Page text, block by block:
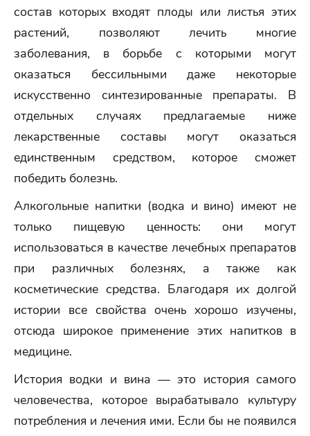
состав которых входят плоды или листья этих
растений, позволяют лечить многие
заболевания, в борьбе с которыми могут
оказаться бессильными даже некоторые
искусственно синтезированные препараты. В
отдельных случаях предлагаемые ниже
лекарственные составы могут оказаться
единственным средством, которое сможет
победить болезнь.
Алкогольные напитки (водка и вино) имеют не
только пищевую ценность: они могут
использоваться в качестве лечебных препаратов
при различных болезнях, а также как
косметические средства. Благодаря их долгой
истории все свойства очень хорошо изучены,
отсюда широкое применение этих напитков в
медицине.
История водки и вина — это история самого
человечества, которое вырабатывало культуру
потребления и лечения ими. Если бы не появился